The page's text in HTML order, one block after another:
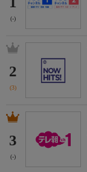
(-)
2
(3)
3
(-)